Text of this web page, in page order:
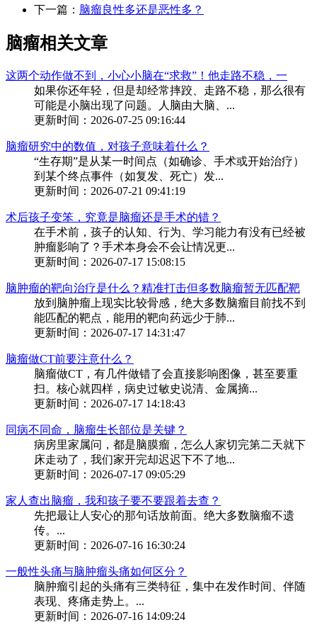
下一篇： 脑瘤良性多还是恶性多？
脑瘤相关文章
这两个动作做不到，小心小脑在“求救”！他走路不稳，一
如果你还年轻，但是却经常摔跤、走路不稳，那么很有
可能是小脑出现了问题。人脑由大脑、...
更新时间：2026-07-25 09:16:44
脑瘤研究中的数值，对孩子意味着什么？
“生存期”是从某一时间点（如确诊、手术或开始治疗）
到某个终点事件（如复发、死亡）发...
更新时间：2026-07-21 09:41:19
术后孩子变笨，究竟是脑瘤还是手术的错？
在手术前，孩子的认知、行为、学习能力有没有已经被
肿瘤影响了？手术本身会不会让情况更...
更新时间：2026-07-17 15:08:15
脑肿瘤的靶向治疗是什么？精准打击但多数脑瘤暂无匹配靶
放到脑肿瘤上现实比较骨感，绝大多数脑瘤目前找不到
能匹配的靶点，能用的靶向药远少于肺...
更新时间：2026-07-17 14:31:47
脑瘤做CT前要注意什么？
脑瘤做CT，有几件做错了会直接影响图像，甚至要重
扫。核心就四样，病史过敏史说清、金属摘...
更新时间：2026-07-17 14:18:43
同病不同命，脑瘤生长部位是关键？
病房里家属问，都是脑膜瘤，怎么人家切完第二天就下
床走动了，我们家开完却迟迟下不了地...
更新时间：2026-07-17 09:05:29
家人查出脑瘤，我和孩子要不要跟着去查？
先把最让人安心的那句话放前面。绝大多数脑瘤不遗
传。...
更新时间：2026-07-16 16:30:24
一般性头痛与脑肿瘤头痛如何区分？
脑肿瘤引起的头痛有三类特征，集中在发作时间、伴随
表现、疼痛走势上。...
更新时间：2026-07-16 14:09:24